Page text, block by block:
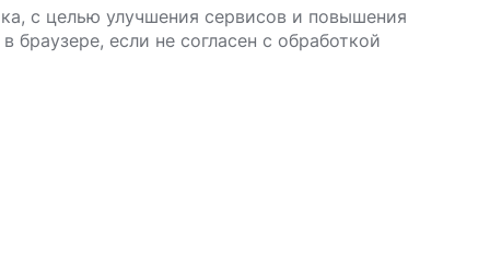
с целью улучшения сервисов и повышения
браузере, если не согласен с обработкой